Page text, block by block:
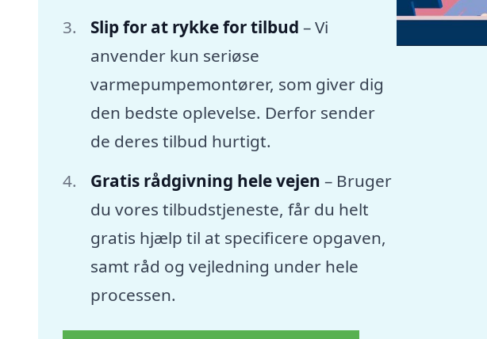
Slip for at rykke for tilbud – Vi
anvender kun seriøse
varmepumpemontører, som giver dig
den bedste oplevelse. Derfor sender
de deres tilbud hurtigt.
Gratis rådgivning hele vejen – Bruger
du vores tilbudstjeneste, får du helt
gratis hjælp til at specificere opgaven,
samt råd og vejledning under hele
processen.